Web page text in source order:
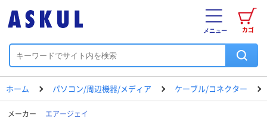
カゴ
メニュー
ホーム パソコン/周辺機器/メディア ケーブル/コネクター
メーカー エアージェイ